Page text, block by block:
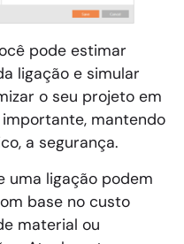
pode estimar
ligação e simular
o seu projeto em
mantendo
a segurança.
uma ligação podem
base no custo
material ou